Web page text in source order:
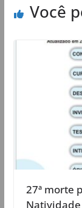
Você
27ª morte
Natividade